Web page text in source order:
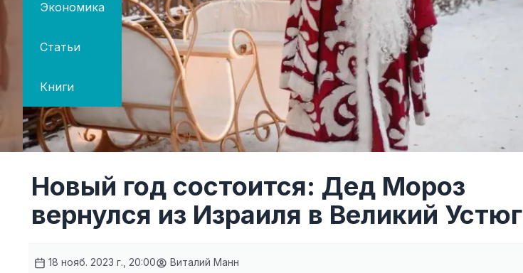
Экономика
Статьи
Книги
Новый год состоится: Дед Мороз
вернулся из Израиля в Великий Устюг
18 нояб. 2023 г., 20:00 Виталий Манн